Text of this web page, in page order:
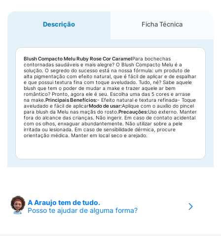
Descrição Ficha Técnica
Blush Compacto Melu Ruby Rose Cor CaramelPara bochechas
contornadas saudáveis e mais alegre? O Blush Compacto Melu é a
solução. O segredo do sucesso está na nossa fórmula: um produto de
alta pigmentação com efeito natural, que é fácil de aplicar e de espalhar
e que possui textura fina com toque aveludado. Tudo, né? Sabe aquele
blush que tem o poder de mudar a make e trazer aquele ar bem
romântico? Pronto, agora ele é seu. Escolha uma das 5 cores e arrase
na make.Principais Benefícios:- Efeito natural e textura refinada- Toque
aveludado e fácil de aplicarModo de usar:Aplique com o auxílio do pincel
para blush da Melu nas maçãs do rosto.Precauções:Uso externo. Manter
fora do alcance das crianças. Não ingerir. Em caso de contato acidental
com os olhos, enxaguar abundantemente. Não utilizar sobre a pele
irritada ou lesionada. Em caso de sensibilidade dérmica, procure
orientação médica. Manter em local seco e arejado.
A Araujo tem de tudo.
Posso te ajudar de alguma forma?